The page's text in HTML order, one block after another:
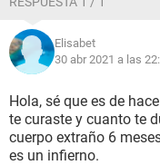
Elisabet
30 abr 2021 a las
Hola, sé que es de
te curaste y cuanto te
cuerpo extraño 6
es un infierno.